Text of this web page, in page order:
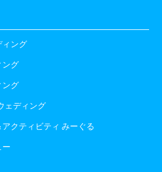
ィング
ング
ング
ェディング
クティビティ みーぐる
ー